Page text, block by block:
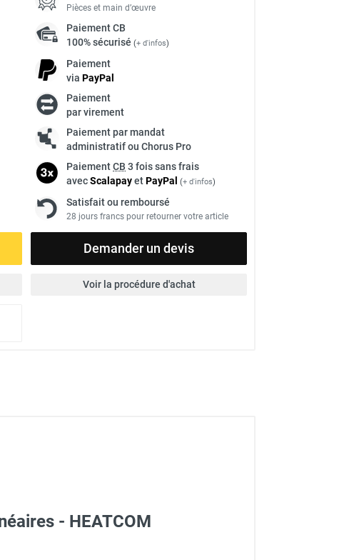
Pièces et main d’œuvre
PaiementCB
100% sécurisé (+ d'infos)
Paiement
via PayPal
Paiement
par virement
Paiement par mandat
administratif ou Chorus Pro
PaiementCB 3 fois sans frais
avecScalapayetPayPal (+ d'infos)
Satisfait ou remboursé
28 jours francs pour retourner votre article
Demander un devis
Voir la procédure d'achat
- HEATCOM